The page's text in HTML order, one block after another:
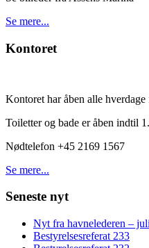
Se mere...
Kontoret
Kontoret har åben alle
Toiletter og bade er åben indtil
Nødtelefon +45 2169 1567
Se mere...
Seneste nyt
Nyt fra havnelederen –
Bestyrelsesreferat 233